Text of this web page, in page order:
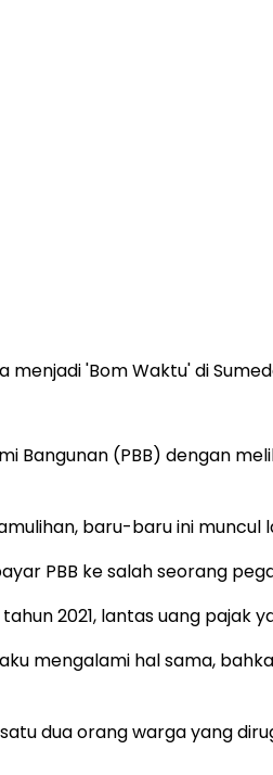
'Bom Waktu' di
Bangunan (PBB) dengan
baru-baru ini muncul
PBB ke salah seorang
2021, lantas uang pajak
mengalami hal sama,
dua orang warga yang